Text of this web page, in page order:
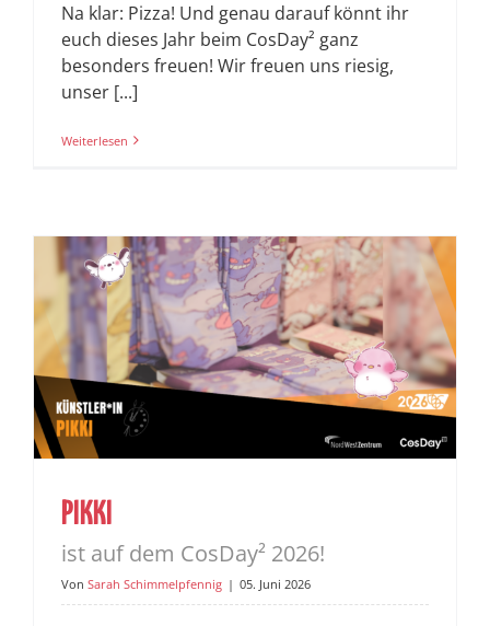
Na klar: Pizza! Und genau darauf könnt ihr
euch dieses Jahr beim CosDay² ganz
besonders freuen! Wir freuen uns riesig,
unser [...]
Weiterlesen
PIKKI
ist auf dem CosDay² 2026!
Von Sarah Schimmelpfennig | 05. Juni 2026